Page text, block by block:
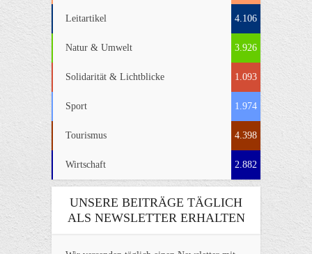
Leitartikel 4.106
Natur & Umwelt 3.926
Solidarität & Lichtblicke 1.093
Sport 1.974
Tourismus 4.398
Wirtschaft 2.882
UNSERE BEITRÄGE TÄGLICH
ALS NEWSLETTER ERHALTEN